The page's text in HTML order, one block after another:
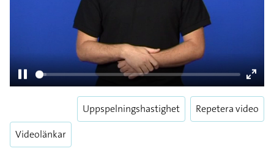
Enter
Videolänkar
Uppspelningshastighet Repetera video